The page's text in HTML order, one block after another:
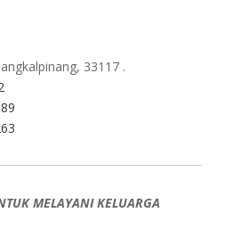
33117 .
MELAYANI KELUARGA